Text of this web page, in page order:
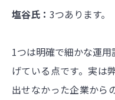
塩谷氏： 3つあります。
1つは明確で細かな運
げている点です。実は
出せなかった企業から